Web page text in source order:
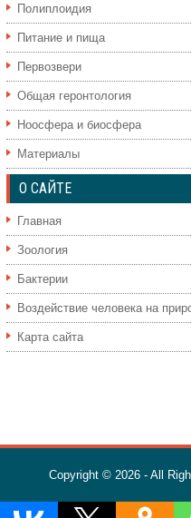
Полиплоидия
Питание и пища
Первозвери
Общая геронтология
Ноосфера и биосфера
Материалы
О САЙТЕ
Главная
Зоология
Бактерии
Воздействие человека на
Карта сайта
Copyright © 2026 - All